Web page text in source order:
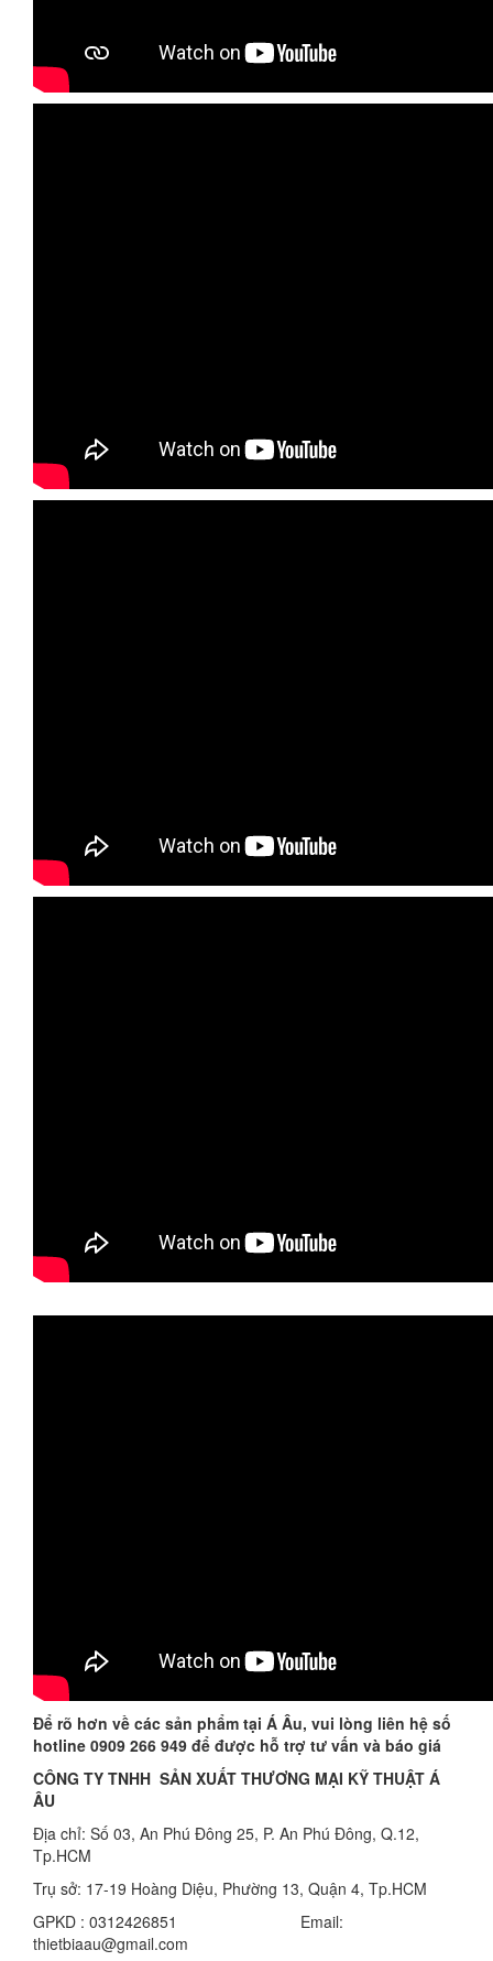
Để rõ hơn về các sản phẩm tại Á Âu, vui lòng liên hệ số
hotline 0909 266 949 để được hỗ trợ tư vấn và báo giá
CÔNG TY TNHH SẢN XUẤT THƯƠNG MẠI KỸ THUẬT Á
ÂU
Địa chỉ: Số 03, An Phú Đông 25, P. An Phú Đông, Q.12,
Tp.HCM
Trụ sở: 17-19 Hoàng Diệu, Phường 13, Quận 4, Tp.HCM
GPKD : 0312426851 Email:
thietbiaau@gmail.com